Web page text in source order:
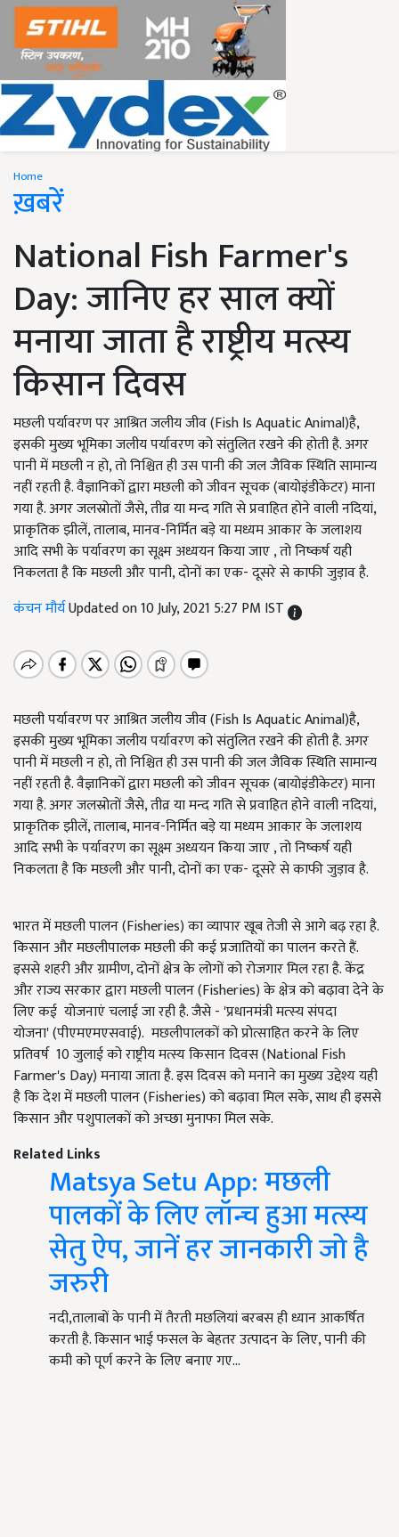
Home
ख़बरें
National Fish Farmer's
Day: जानिए हर साल क्यों
मनाया जाता है राष्ट्रीय मत्स्य
किसान दिवस
मछली पर्यावरण पर आश्रित जलीय जीव (Fish Is Aquatic Animal)है,
इसकी मुख्य भूमिका जलीय पर्यावरण को संतुलित रखने की होती है. अगर
पानी में मछली न हो, तो निश्चित ही उस पानी की जल जैविक स्थिति सामान्य
नहीं रहती है. वैज्ञानिकों द्वारा मछली को जीवन सूचक (बायोइंडीकेटर) माना
गया है. अगर जलस्रोतों जैसे, तीव्र या मन्द गति से प्रवाहित होने वाली नदियां,
प्राकृतिक झीलें, तालाब, मानव-निर्मित बड़े या मध्यम आकार के जलाशय
आदि सभी के पर्यावरण का सूक्ष्म अध्ययन किया जाए , तो निष्कर्ष यही
निकलता है कि मछली और पानी, दोनों का एक- दूसरे से काफी जुड़ाव है.
कंचन मौर्यUpdated on 10 July, 2021 5:27 PM IST
मछली पर्यावरण पर आश्रित जलीय जीव (Fish Is Aquatic Animal)है,
इसकी मुख्य भूमिका जलीय पर्यावरण को संतुलित रखने की होती है. अगर
पानी में मछली न हो, तो निश्चित ही उस पानी की जल जैविक स्थिति सामान्य
नहीं रहती है. वैज्ञानिकों द्वारा मछली को जीवन सूचक (बायोइंडीकेटर) माना
गया है. अगर जलस्रोतों जैसे, तीव्र या मन्द गति से प्रवाहित होने वाली नदियां,
प्राकृतिक झीलें, तालाब, मानव-निर्मित बड़े या मध्यम आकार के जलाशय
आदि सभी के पर्यावरण का सूक्ष्म अध्ययन किया जाए , तो निष्कर्ष यही
निकलता है कि मछली और पानी, दोनों का एक- दूसरे से काफी जुड़ाव है.
भारत में मछली पालन (Fisheries) का व्यापार खूब तेजी से आगे बढ़ रहा है.
किसान और मछलीपालक मछली की कई प्रजातियों का पालन करते हैं.
इससे शहरी और ग्रामीण, दोनों क्षेत्र के लोगों को रोजगार मिल रहा है. केंद्र
और राज्य सरकार द्वारा मछली पालन (Fisheries) के क्षेत्र को बढ़ावा देने के
लिए कई योजनाएं चलाई जा रही है. जैसे - 'प्रधानमंत्री मत्‍स्‍य संपदा
योजना' (पीएमएमएसवाई). मछलीपालकों को प्रोत्साहित करने के लिए
प्रतिवर्ष 10 जुलाई को राष्ट्रीय मत्स्य किसान दिवस (National Fish
Farmer's Day) मनाया जाता है. इस दिवस को मनाने का मुख्य उद्देश्य यही
है कि देश में मछली पालन (Fisheries) को बढ़ावा मिल सके, साथ ही इससे
किसान और पशुपालकों को अच्छा मुनाफा मिल सके.
Related Links
Matsya Setu App: मछली
पालकों के लिए लॉन्च हुआ मत्स्य
सेतु ऐप, जानें हर जानकारी जो है
जरुरी
नदी,तालाबों के पानी में तैरती मछलियां बरबस ही ध्यान आकर्षित
करती है. किसान भाई फसल के बेहतर उत्पादन के लिए, पानी की
कमी को पूर्ण करने के लिए बनाए गए…